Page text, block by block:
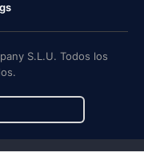
S.L.U. Todos los